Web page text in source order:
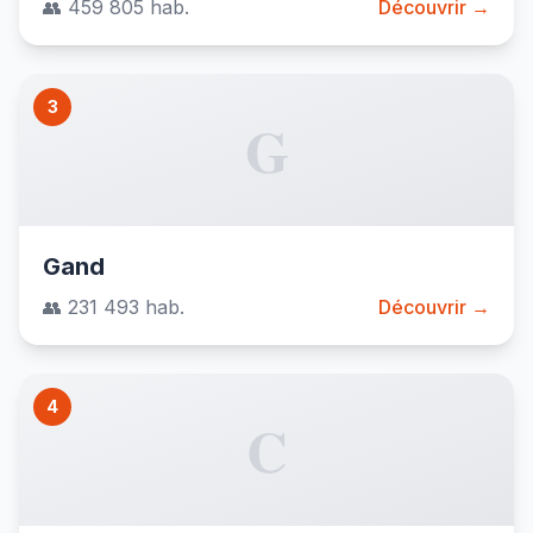
👥 459 805 hab. Découvrir →
3
G
Gand
👥 231 493 hab. Découvrir →
4
C